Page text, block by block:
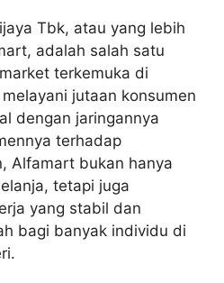
Tbk, atau yang lebih
adalah salah satu
terkemuka di
jutaan konsumen
dengan jaringannya
terhadap
Alfamart bukan hanya
tetapi juga
yang stabil dan
bagi banyak individu di